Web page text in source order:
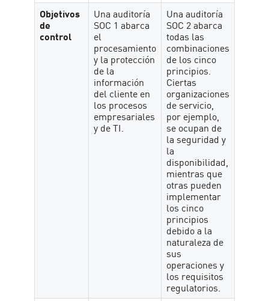
Objetivos
de
control
Una auditoría
SOC 1 abarca
el
procesamiento
y la protección
de la
información
del cliente en
los procesos
empresariales
y de TI.
Una auditoría
SOC 2 abarca
todas las
combinaciones
de los cinco
principios.
Ciertas
organizaciones
de servicio,
por ejemplo,
se ocupan de
la seguridad y
la
disponibilidad,
mientras que
otras pueden
implementar
los cinco
principios
debido a la
naturaleza de
sus
operaciones y
los requisitos
regulatorios.